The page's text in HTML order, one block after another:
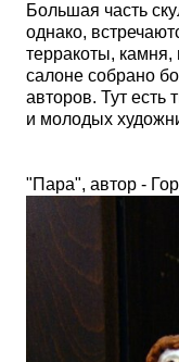
Большая часть
однако,
терракоты,
салоне собрано
авторов. Тут есть
и молодых
"Пара", автор -